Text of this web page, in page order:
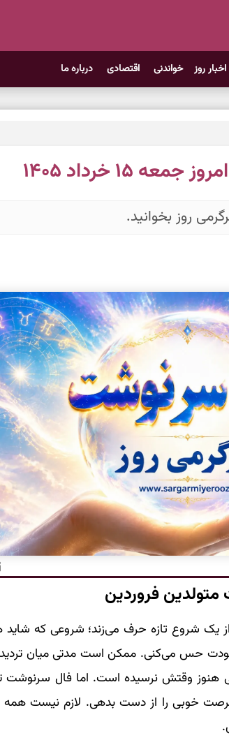
اخبار روز خواندنی اقتصادی درباره ما
۱۵ خرداد ۱۴۰۵
روز بخوانید.
فروردین
یک شروع تازه حرف می‌زند؛ شروعی که شاید
حس می‌کنی. ممکن است مدتی میان
هنوز وقتش نرسیده است. اما فال سرنوشت
خوبی را از دست بدهی. لازم نیست همه